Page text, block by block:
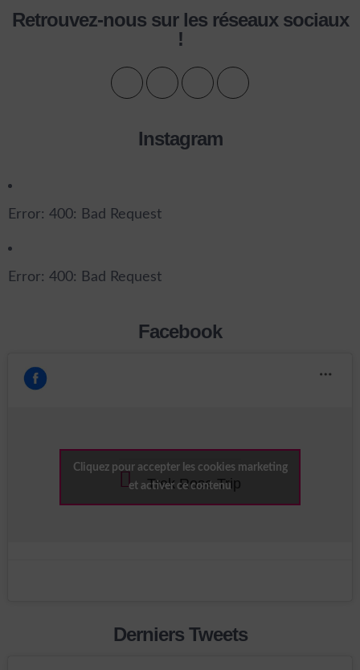
Retrouvez-nous sur les réseaux sociaux
!
Instagram
Error: 400: Bad Request
Error: 400: Bad Request
Facebook
Trek Rose Trip
Cliquez pour accepter les cookies marketing
et activer ce contenu
Derniers Tweets